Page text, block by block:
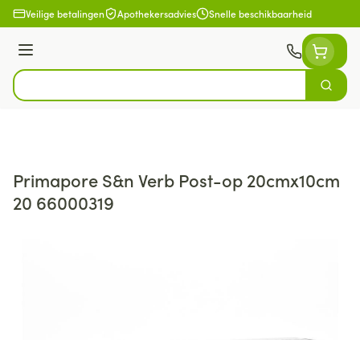
Ga naar de inhoud
Veilige betalingen Apothekersadvies Snelle beschikbaarheid
Menu
Product, merk, categorie...
Zoek
Primapore S&n Verb Post-op 20cmx10cm
20 66000319